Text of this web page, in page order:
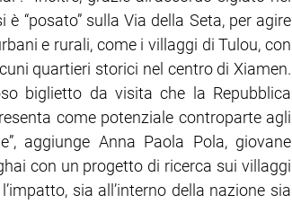
“posato” sulla Via della Seta, per agire
e rurali, come i villaggi di Tulou, con
quartieri storici nel centro di Xiamen.
biglietto da visita che la Repubblica
come potenziale controparte agli
aggiunge Anna Paola Pola, giovane
con un progetto di ricerca sui villaggi
sia all’interno della nazione sia